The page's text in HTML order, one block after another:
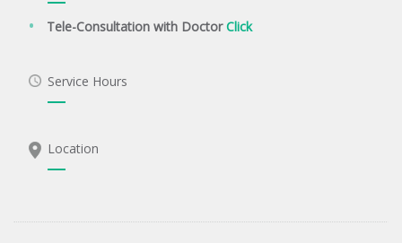
Tele-Consultation with DoctorClick
Service Hours
Location